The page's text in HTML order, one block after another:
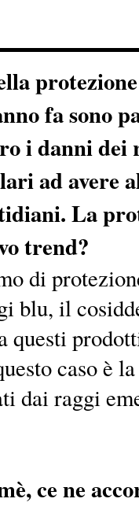
fa sono
i danni dei
ad avere
La
trend?
di
blu, il
questi
caso è
dai raggi
ce ne